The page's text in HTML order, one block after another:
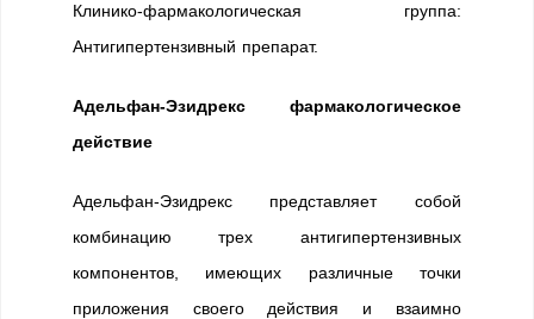
Клинико-фармакологическая группа:
Антигипертензивный препарат.
Адельфан-Эзидрекс фармакологическое
действие
Адельфан-Эзидрекс представляет собой
комбинацию трех антигипертензивных
компонентов, имеющих различные точки
приложения своего действия и взаимно